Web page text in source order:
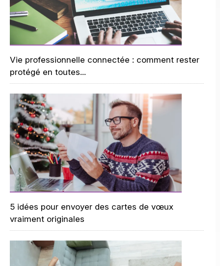
Vie professionnelle connectée : comment rester
protégé en toutes...
5 idées pour envoyer des cartes de vœux
vraiment originales